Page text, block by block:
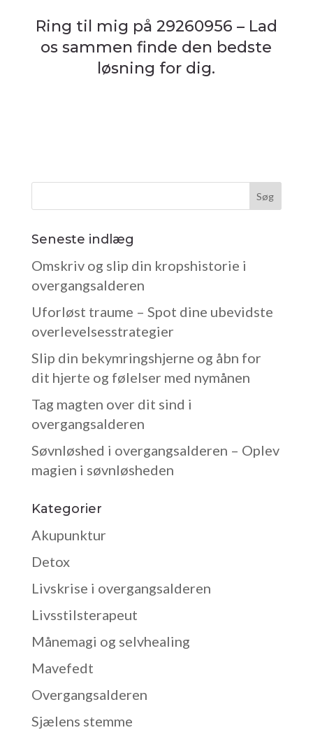
Ring til mig på 29260956 – Lad
os sammen finde den bedste
løsning for dig.
Seneste indlæg
Omskriv og slip din kropshistorie i
overgangsalderen
Uforløst traume – Spot dine ubevidste
overlevelsesstrategier
Slip din bekymringshjerne og åbn for
dit hjerte og følelser med nymånen
Tag magten over dit sind i
overgangsalderen
Søvnløshed i overgangsalderen – Oplev
magien i søvnløsheden
Kategorier
Akupunktur
Detox
Livskrise i overgangsalderen
Livsstilsterapeut
Månemagi og selvhealing
Mavefedt
Overgangsalderen
Sjælens stemme